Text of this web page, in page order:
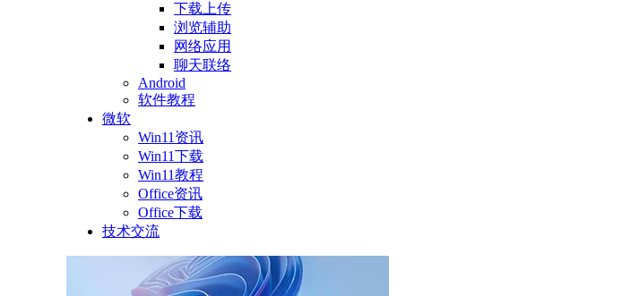
下载上传
浏览辅助
网络应用
聊天联络
Android
软件教程
微软
Win11资讯
Win11下载
Win11教程
Office资讯
Office下载
技术交流